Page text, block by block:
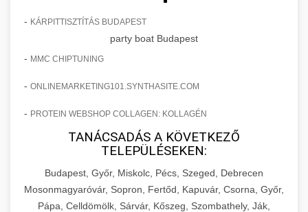
- KÁRPITTISZTÍTÁS BUDAPEST
party boat Budapest
- MMC CHIPTUNING
- ONLINEMARKETING101.SYNTHASITE.COM
- PROTEIN WEBSHOP COLLAGEN: KOLLAGÉN
TANÁCSADÁS A KÖVETKEZŐ
TELEPÜLÉSEKEN:
Budapest, Győr, Miskolc, Pécs, Szeged, Debrecen
Mosonmagyaróvár, Sopron, Fertőd, Kapuvár, Csorna, Győr,
Pápa, Celldömölk, Sárvár, Kőszeg, Szombathely, Ják,